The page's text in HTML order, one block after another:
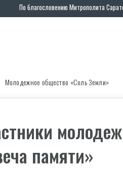
По благословению Митрополита
Молодежное общество «Соль Земли»
памяти»